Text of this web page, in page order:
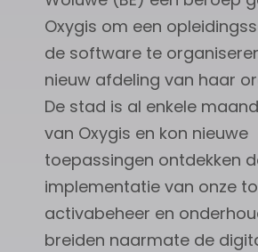
Oxygis om een
de software te
nieuw afdeling van haar
De stad is al enkele
van Oxygis en kon nieuwe
toepassingen ontdekken
implementatie van onze
activabeheer en
breiden naarmate de